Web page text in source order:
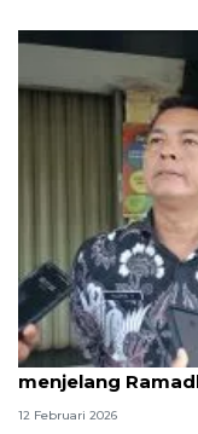
Bakal ada pasar
menjelang
12 Februari 2026